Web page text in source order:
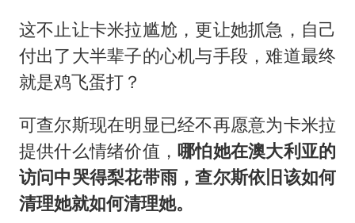
这不止让卡米拉尴尬，更让她抓急，自己
付出了大半辈子的心机与手段，难道最终
就是鸡飞蛋打？
可查尔斯现在明显已经不再愿意为卡米拉
提供什么情绪价值，哪怕她在澳大利亚的
访问中哭得梨花带雨，查尔斯依旧该如何
清理她就如何清理她。